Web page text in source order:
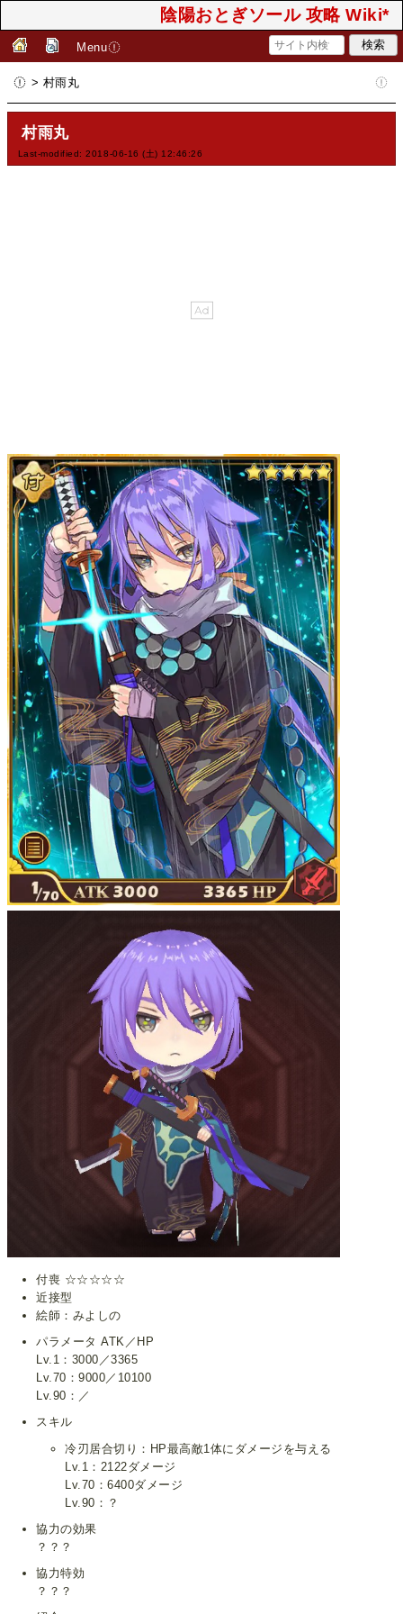
陰陽おとぎソール 攻略 Wiki*
Menu
> 村雨丸
村雨丸
Last-modified: 2018-06-16 (土) 12:46:26
付喪 ☆☆☆☆☆
近接型
絵師：みよしの
パラメータ ATK／HP
Lv.1：3000／3365
Lv.70：9000／10100
Lv.90：／
スキル
冷刃居合切り：HP最高敵1体にダメージを与える
Lv.1：2122ダメージ
Lv.70：6400ダメージ
Lv.90：？
協力の効果
？？？
協力特効
？？？